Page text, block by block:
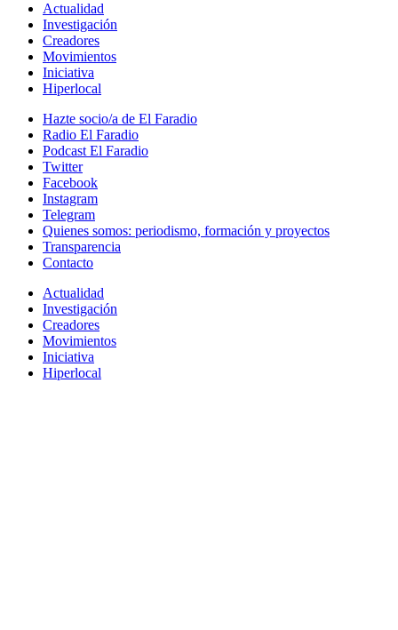
Actualidad
Investigación
Creadores
Movimientos
Iniciativa
Hiperlocal
Hazte socio/a de El Faradio
Radio El Faradio
Podcast El Faradio
Twitter
Facebook
Instagram
Telegram
Quienes somos: periodismo, formación y proyectos
Transparencia
Contacto
Actualidad
Investigación
Creadores
Movimientos
Iniciativa
Hiperlocal